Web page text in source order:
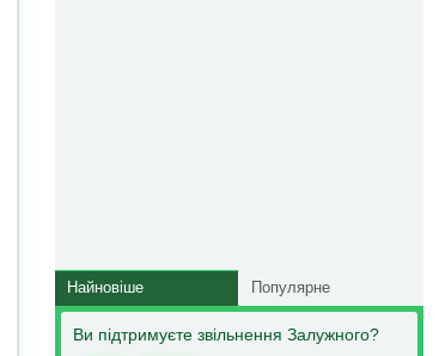
Найновіше Популярне
Ви підтримуєте звільнення Залужного?